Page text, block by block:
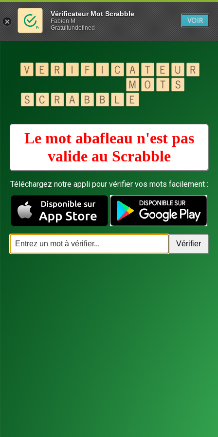
Le mot abafleau n'est pas
valide au Scrabble
Téléchargez notre appli pour vérifier vos mots facilement :
Vérificateur Mot Scrabble
Fabien M
Gratuitundefined
VOIR